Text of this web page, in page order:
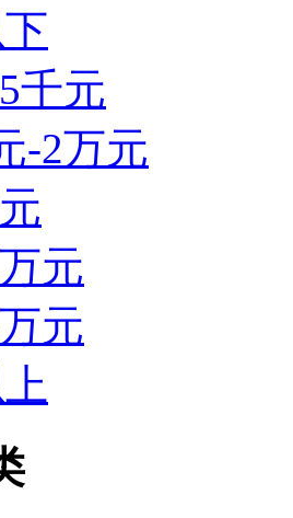
千元
-2万元
元
元